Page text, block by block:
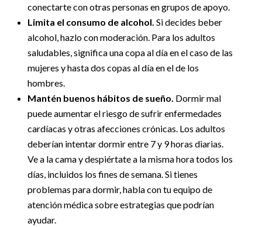
conectarte con otras personas en grupos de apoyo.
Limita el consumo de alcohol. Si decides beber
alcohol, hazlo con moderación. Para los adultos
saludables, significa una copa al día en el caso de las
mujeres y hasta dos copas al día en el de los
hombres.
Mantén buenos hábitos de sueño. Dormir mal
puede aumentar el riesgo de sufrir enfermedades
cardíacas y otras afecciones crónicas. Los adultos
deberían intentar dormir entre 7 y 9 horas diarias.
Ve a la cama y despiértate a la misma hora todos los
días, incluidos los fines de semana. Si tienes
problemas para dormir, habla con tu equipo de
atención médica sobre estrategias que podrían
ayudar.